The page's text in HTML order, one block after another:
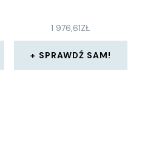
1 976,61ZŁ
SPRAWDŹ SAM!